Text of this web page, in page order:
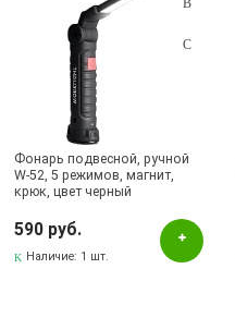
Фонарь подвесной, ручной
W-52, 5 режимов, магнит,
крюк, цвет черный
590 руб.
Наличие: 1 шт.